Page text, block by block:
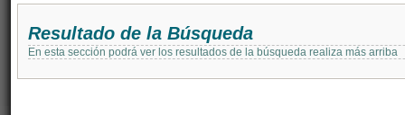
Resultado de la Búsqueda
En esta sección podrá ver los resultados de la búsqueda realiza más arriba